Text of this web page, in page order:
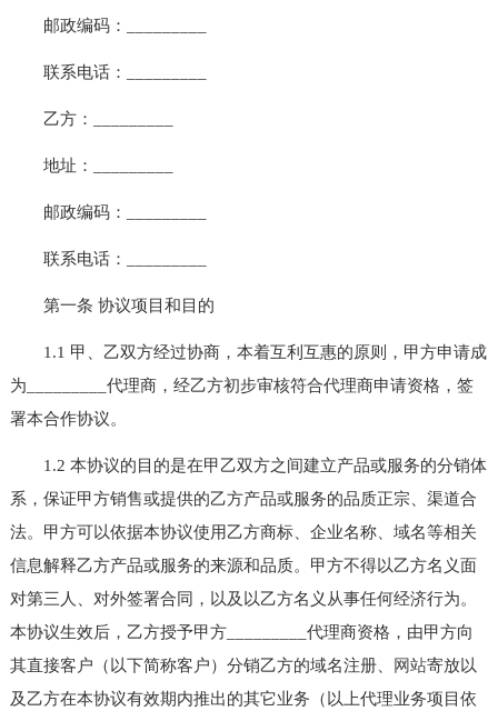
邮政编码：_________
联系电话：_________
乙方：_________
地址：_________
邮政编码：_________
联系电话：_________
第一条 协议项目和目的
1.1 甲、乙双方经过协商，本着互利互惠的原则，甲方申请成
为_________代理商，经乙方初步审核符合代理商申请资格，签
署本合作协议。
1.2 本协议的目的是在甲乙双方之间建立产品或服务的分销体
系，保证甲方销售或提供的乙方产品或服务的品质正宗、渠道合
法。甲方可以依据本协议使用乙方商标、企业名称、域名等相关
信息解释乙方产品或服务的来源和品质。甲方不得以乙方名义面
对第三人、对外签署合同，以及以乙方名义从事任何经济行为。
本协议生效后，乙方授予甲方_________代理商资格，由甲方向
其直接客户（以下简称客户）分销乙方的域名注册、
网站寄放以
及乙方在本协议有效期内推出的其它业务（以上代理业务项目依